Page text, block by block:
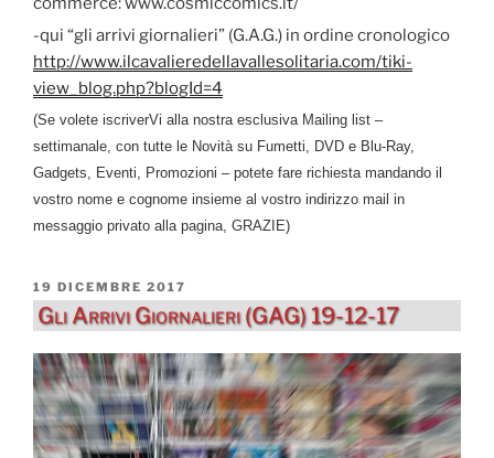
-qui “gli arrivi giornalieri” (G.A.G.) in ordine cronologico
http://www.ilcavalieredellavallesolitaria.com/tiki-
view_blog.php?blogId=4
(Se volete iscriverVi alla nostra esclusiva Mailing list –
settimanale, con tutte le Novità su Fumetti, DVD e Blu-Ray,
Gadgets, Eventi, Promozioni – potete fare richiesta mandando il
vostro nome e cognome insieme al vostro indirizzo mail in
messaggio privato alla pagina, GRAZIE)
PUBBLICATO
IL
19 DICEMBRE 2017
Gli Arrivi Giornalieri (GAG) 19-12-17